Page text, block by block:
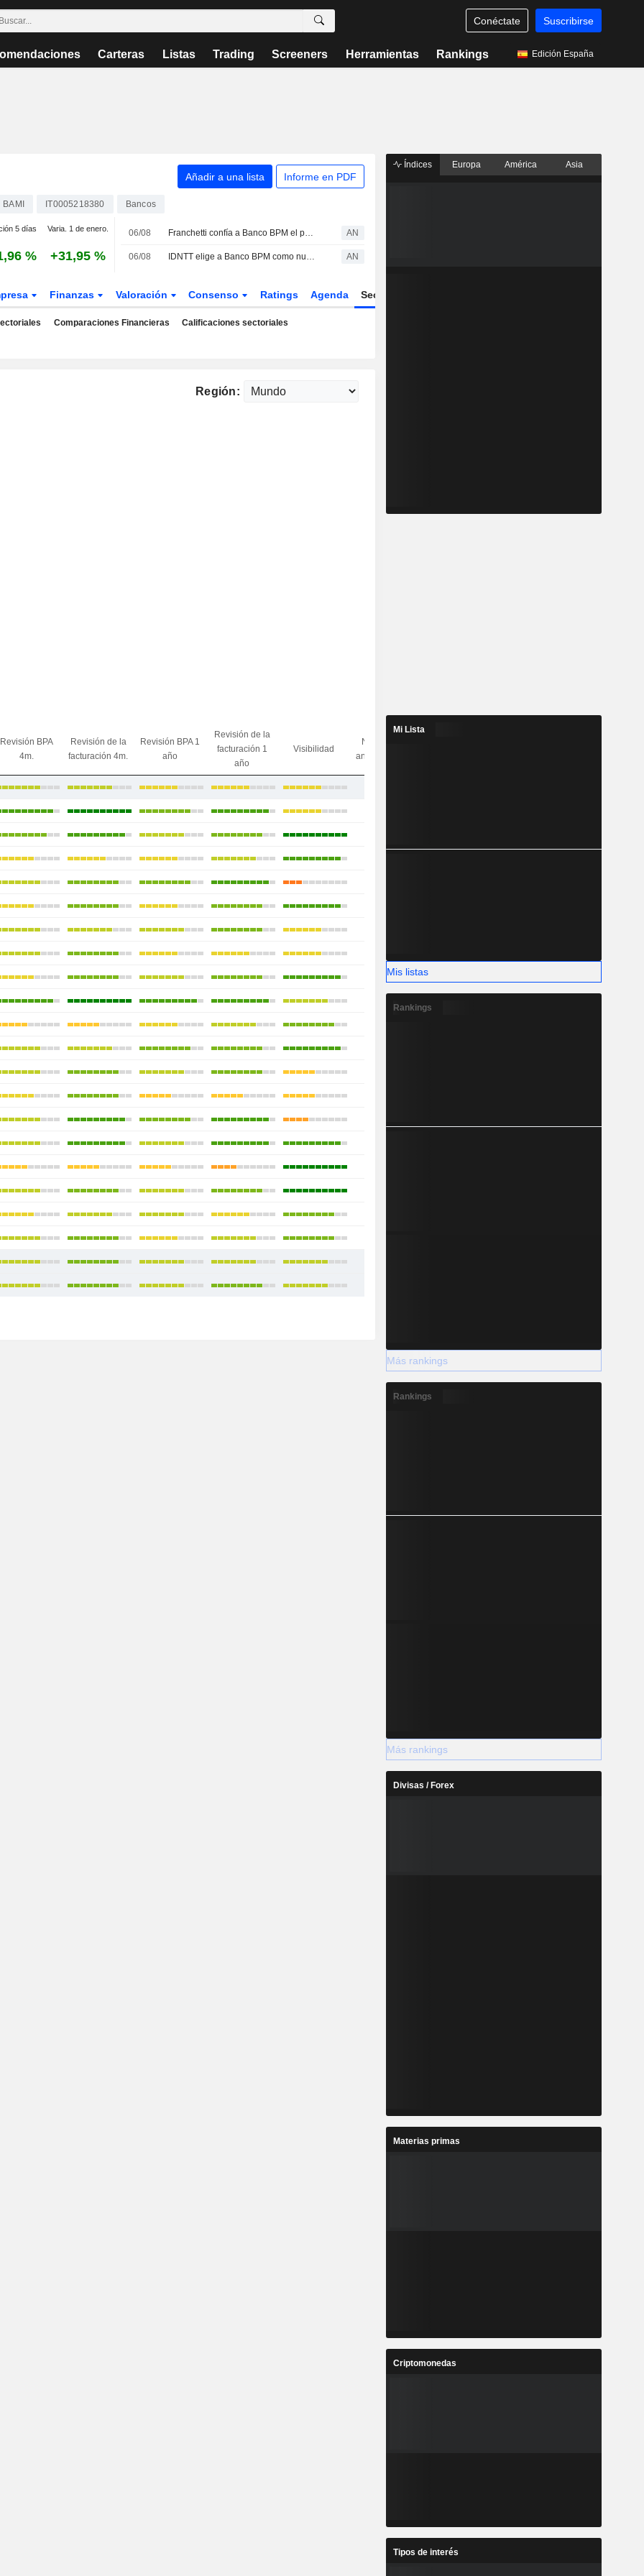
Conéctate Suscribirse
Carteras Listas Trading Screeners Herramientas Rankings Edición España
Añadir a una lista Informe en PDF
BAMI IT0005218380 Bancos
5 días Varia. 1 de enero.
% +31,95 %
06/08 Franchetti confía a Banco BPM el papel de especialista AN
06/08 IDNTT elige a Banco BPM como nuevo operador especialista AN
Finanzas Valoración Consenso Ratings Agenda Sector
Comparaciones Financieras Calificaciones sectoriales
Región:
Revisión BPA
4m.
Revisión de la
facturación 4m.
Revisión BPA 1
año
Revisión de la
facturación 1
año
Visibilidad
N.º de
analistas
Índices Europa América Asia
Mi Lista
Mis listas
Rankings
Más rankings
Rankings
Más rankings
Divisas / Forex
Materias primas
Criptomonedas
Tipos de interés